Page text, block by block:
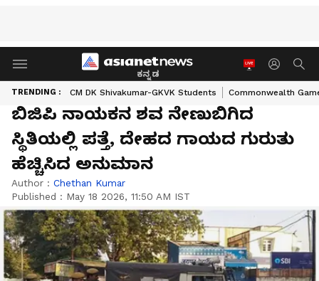
ಕನ್ನಡ
TRENDING : CM DK Shivakumar-GKVK Students Commonwealth
ಬಿಜಿಪಿ ನಾಯಕನ ಶವ ನೇಣುಬಿಗಿದ
ಸ್ಥಿತಿಯಲ್ಲಿ ಪತ್ತೆ, ದೇಹದ ಗಾಯದ ಗುರುತು
ಹೆಚ್ಚಿಸಿದ ಅನುಮಾನ
Author : Chethan Kumar
Published : May 18 2026, 11:50 AM IST